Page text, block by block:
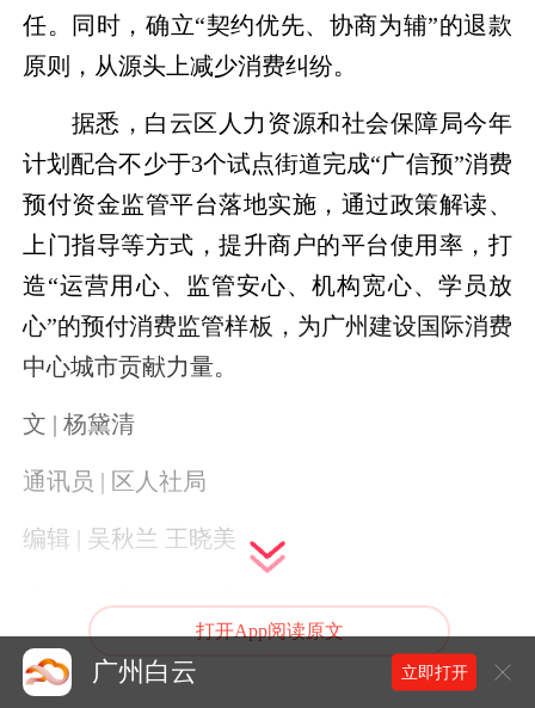
任。同时，确立“契约优先、协商为辅”的退款
原则，从源头上减少消费纠纷。
据悉，白云区人力资源和社会保障局今年
计划配合不少于3个试点街道完成“广信预”消费
预付资金监管平台落地实施，通过政策解读、
上门指导等方式，提升商户的平台使用率，打
造“运营用心、监管安心、机构宽心、学员放
心”的预付消费监管样板，为广州建设国际消费
中心城市贡献力量。
文 | 杨黛清
通讯员 | 区人社局
编辑 | 吴秋兰 王晓美
签发 | 刘海裕
打开App阅读原文
广州白云 立即打开